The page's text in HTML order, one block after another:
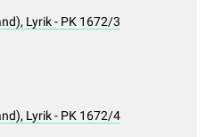
Lyrik - PK 1672/3
Lyrik - PK 1672/4